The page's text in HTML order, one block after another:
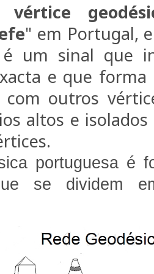
" em Portugal,
um sinal que
e que
outros
altos e
portuguesa é
se dividem